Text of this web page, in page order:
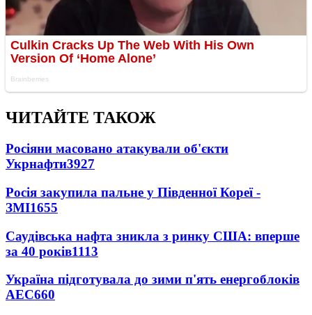
ЧИТАЙТЕ ТАКОЖ
Росіяни масовано атакували об'єкти
Укрнафти3927
Росія закупила пальне у Південної Кореї -
ЗМІ1655
Саудівська нафта зникла з ринку США: вперше
за 40 років1113
Україна підготувала до зими п'ять енергоблоків
АЕС660